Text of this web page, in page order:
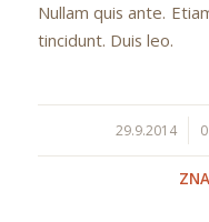
Nullam quis ante.
tincidunt. Duis leo.
29.9.2014
/